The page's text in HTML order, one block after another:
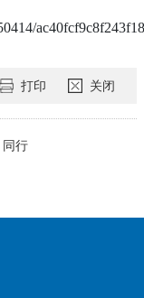
打印 关闭
同行